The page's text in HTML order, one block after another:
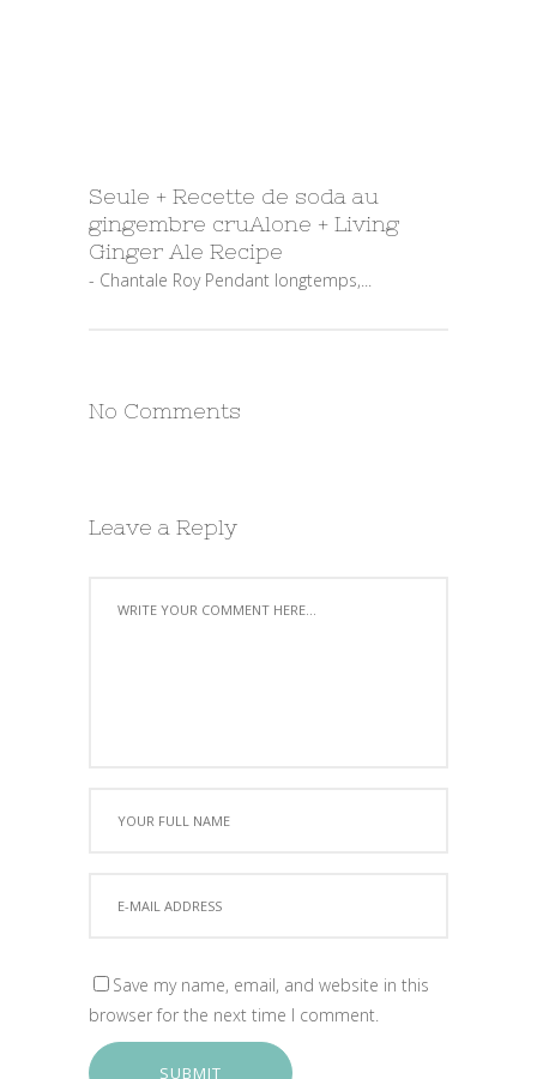
Seule + Recette de soda au
gingembre cruAlone + Living
Ginger Ale Recipe
- Chantale Roy Pendant longtemps,...
No Comments
Leave a Reply
Save my name, email, and website in this
browser for the next time I comment.
SUBMIT